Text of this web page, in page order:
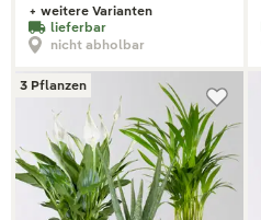
+ weitere Varianten
lieferbar
nicht abholbar
3 Pflanzen